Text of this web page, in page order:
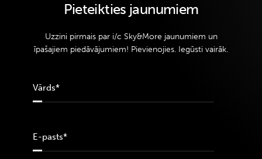
Pieteikties jaunumiem
Uzzini pirmais par i/c Sky&More jaunumiem un
īpašajiem piedāvājumiem! Pievienojies. Iegūsti vairāk.